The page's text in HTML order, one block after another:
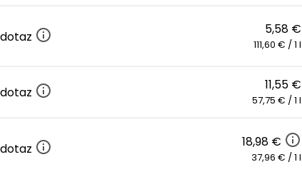
5,58 €
111,60 € / 1 l
11,55 €
57,75 € / 1 l
18,98 €
37,96 € / 1 l